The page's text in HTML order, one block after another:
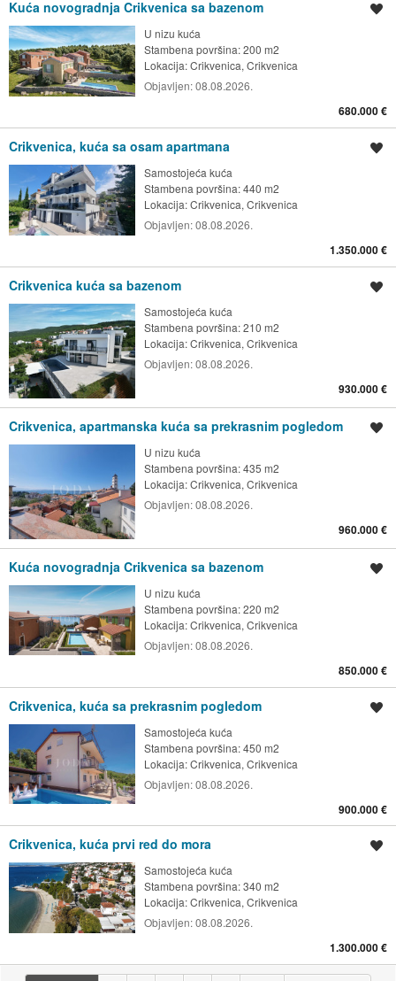
Kuća novogradnja Crikvenica sa bazenom
U nizu kuća
Stambena površina: 200 m2
Lokacija:Crikvenica, Crikvenica
Objavljen:08.08.2026.
680.000 €
Crikvenica, kuća sa osam apartmana
Samostojeća kuća
Stambena površina: 440 m2
Lokacija:Crikvenica, Crikvenica
Objavljen:08.08.2026.
1.350.000 €
Crikvenica kuća sa bazenom
Samostojeća kuća
Stambena površina: 210 m2
Lokacija:Crikvenica, Crikvenica
Objavljen:08.08.2026.
930.000 €
Crikvenica, apartmanska kuća sa prekrasnim pogledom
U nizu kuća
Stambena površina: 435 m2
Lokacija:Crikvenica, Crikvenica
Objavljen:08.08.2026.
960.000 €
Kuća novogradnja Crikvenica sa bazenom
U nizu kuća
Stambena površina: 220 m2
Lokacija:Crikvenica, Crikvenica
Objavljen:08.08.2026.
850.000 €
Crikvenica, kuća sa prekrasnim pogledom
Samostojeća kuća
Stambena površina: 450 m2
Lokacija:Crikvenica, Crikvenica
Objavljen:08.08.2026.
900.000 €
Crikvenica, kuća prvi red do mora
Samostojeća kuća
Stambena površina: 340 m2
Lokacija:Crikvenica, Crikvenica
Objavljen:08.08.2026.
1.300.000 €